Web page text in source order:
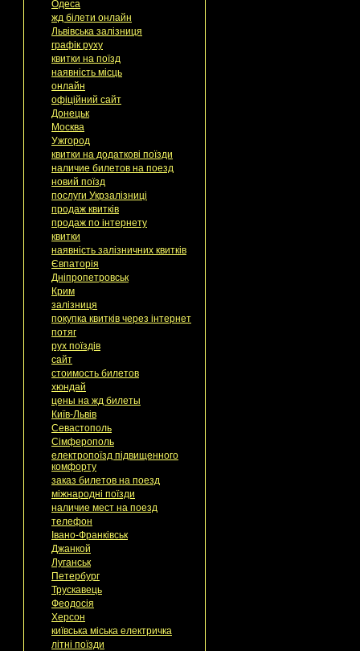
Одеса
жд білети онлайн
Львівська залізниця
графік руху
квитки на поїзд
наявність місць
онлайн
офіційний сайт
Донецьк
Москва
Ужгород
квитки на додаткові поїзди
наличие билетов на поезд
новий поїзд
послуги Укрзалізниці
продаж квитків
продаж по інтернету
квитки
наявність залізничних квитків
Євпаторія
Дніпропетровськ
Крим
залізниця
покупка квитків через інтернет
потяг
рух поїздів
сайт
стоимость билетов
хюндай
цены на жд билеты
Київ-Львів
Севастополь
Сімферополь
електропоїзд підвищенного
комфорту
заказ билетов на поезд
міжнародні поїзди
наличие мест на поезд
телефон
Івано-Франківськ
Джанкой
Луганськ
Петербург
Трускавець
Феодосія
Херсон
київська міська електричка
літні поїзди